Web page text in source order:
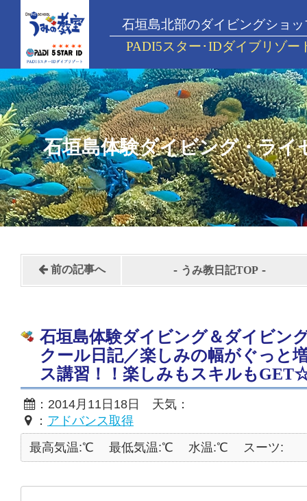
石垣島北部のダイビングショッ
PADI5スター･IDダイブリゾー
石垣島体験ダイビング・ライ
前の記事へ - うみ教日記TOP -
石垣島体験ダイビング＆ダイビン
クール日記／楽しみの幅がぐっと
ス講習！！楽しみもスキルも
：2014月11日18日 天気：
： アドバンス取得
最高気温:℃
最低気温:℃ 水温:℃ スーツ: